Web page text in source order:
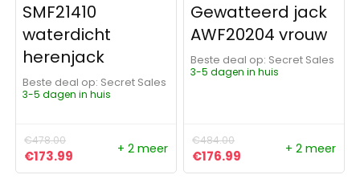
SMF21410
waterdicht
herenjack
Beste deal op:
Secret Sales
3-5 dagen in huis
€478.00
Oorspronkelijke prijs was: €478.00.
€173.99 Huidige prijs is: €173.99.
+ 2 meer
Gewatteerd jack
AWF20204 vrouw
Beste deal op:
Secret Sales
3-5 dagen in huis
€484.00
Oorspronkelijke prijs
€176.99 Huidige prijs is:
+ 2 meer